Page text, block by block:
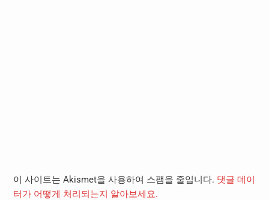
이 사이트는 Akismet을 사용하여 스팸을 줄입니다. 댓글 데이
터가 어떻게 처리되는지 알아보세요.